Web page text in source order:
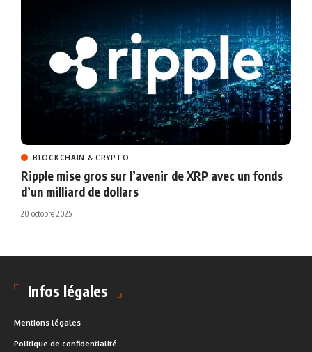
BLOCKCHAIN & CRYPTO
Ripple mise gros sur l’avenir de XRP avec un fonds
d’un milliard de dollars
20 octobre 2025
Infos légales
Mentions légales
Politique de confidentialité